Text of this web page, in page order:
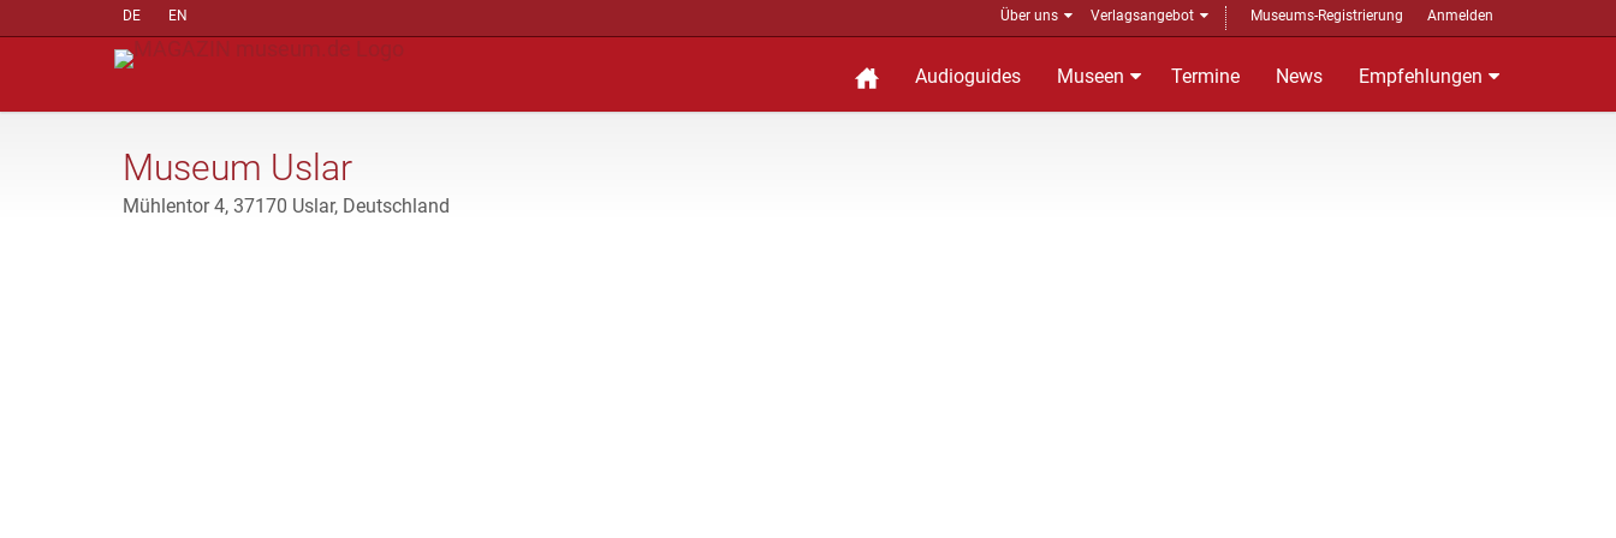
DE EN Über uns Verlagsangebot Museums-Registrierung Anmelden
Audioguides Museen Termine News Empfehlungen
Museum Uslar
Mühlentor 4, 37170 Uslar, Deutschland